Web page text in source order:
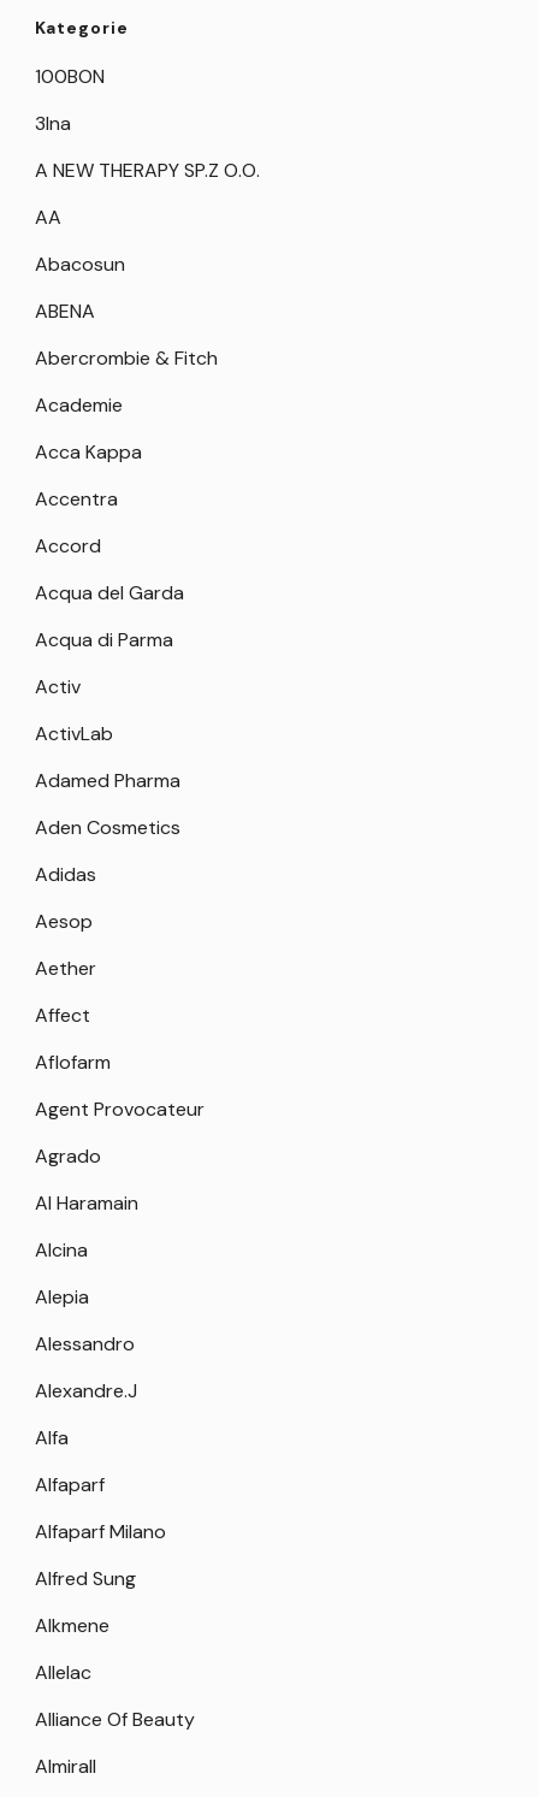
Kategorie
100BON
3Ina
A NEW THERAPY SP.Z O.O.
AA
Abacosun
ABENA
Abercrombie & Fitch
Academie
Acca Kappa
Accentra
Accord
Acqua del Garda
Acqua di Parma
Activ
ActivLab
Adamed Pharma
Aden Cosmetics
Adidas
Aesop
Aether
Affect
Aflofarm
Agent Provocateur
Agrado
Al Haramain
Alcina
Alepia
Alessandro
Alexandre.J
Alfa
Alfaparf
Alfaparf Milano
Alfred Sung
Alkmene
Allelac
Alliance Of Beauty
Almirall